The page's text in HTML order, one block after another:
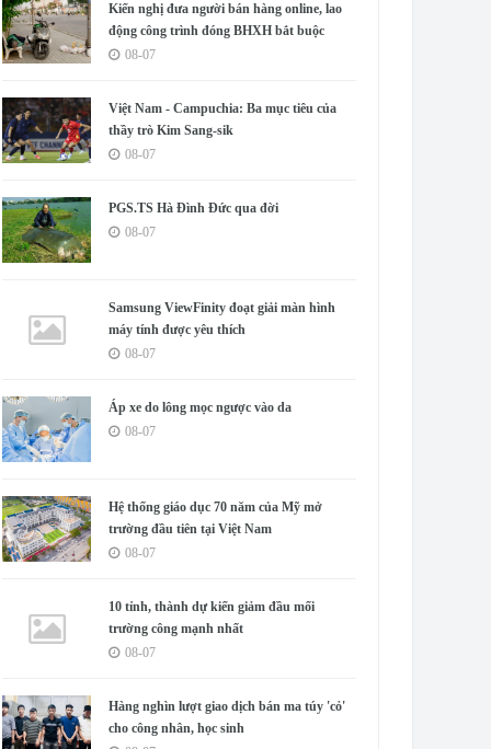
Kiến nghị đưa người bán hàng online, lao
động công trình đóng BHXH bắt buộc
08-07
Việt Nam - Campuchia: Ba mục tiêu của
thầy trò Kim Sang-sik
08-07
PGS.TS Hà Đình Đức qua đời
08-07
Samsung ViewFinity đoạt giải màn hình
máy tính được yêu thích
08-07
Áp xe do lông mọc ngược vào da
08-07
Hệ thống giáo dục 70 năm của Mỹ mở
trường đầu tiên tại Việt Nam
08-07
10 tỉnh, thành dự kiến giảm đầu mối
trường công mạnh nhất
08-07
Hàng nghìn lượt giao dịch bán ma túy 'cỏ'
cho công nhân, học sinh